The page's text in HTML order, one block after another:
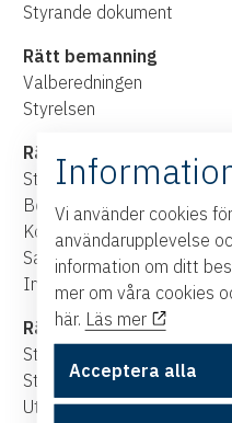
Styrande dokument
Rätt bemanning
Valberedningen
Styrelsen
Rätt inriktning
Strategi för bolaget
Bolagets samhällsansvar
Kontroll av bolagets
Samordning med bolagets
Information till intressenter
Rätt arbetssätt
Styrelsens arbetsformer
Styrelsens ansvar
Utvärdering av styrelsen
Vi använder cookies
användarupplevelse
information om ditt
mer om våra cookies
här. Läs mer
Acceptera alla